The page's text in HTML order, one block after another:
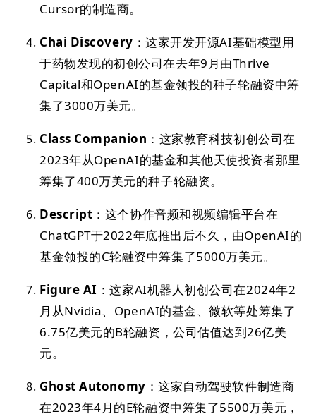
Cursor的制造商。
Chai Discovery ：这家开发开源AI基础模型用
于药物发现的初创公司在去年9月由Thrive
Capital和OpenAI的基金领投的种子轮融资中筹
集了3000万美元。
Class Companion ：这家教育科技初创公司在
2023年从OpenAI的基金和其他天使投资者那里
筹集了400万美元的种子轮融资。
Descript ：这个协作音频和视频编辑平台在
ChatGPT于2022年底推出后不久，由OpenAI的
基金领投的C轮融资中筹集了5000万美元。
Figure AI ：这家AI机器人初创公司在2024年2
月从Nvidia、OpenAI的基金、微软等处筹集了
6.75亿美元的B轮融资，公司估值达到26亿美
元。
Ghost Autonomy ：这家自动驾驶软件制造商
在2023年4月的E轮融资中筹集了5500万美元，